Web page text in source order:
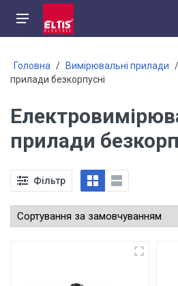
Головна / Вимірювальні прилади
прилади безкорпусні
прилади
Фільтр